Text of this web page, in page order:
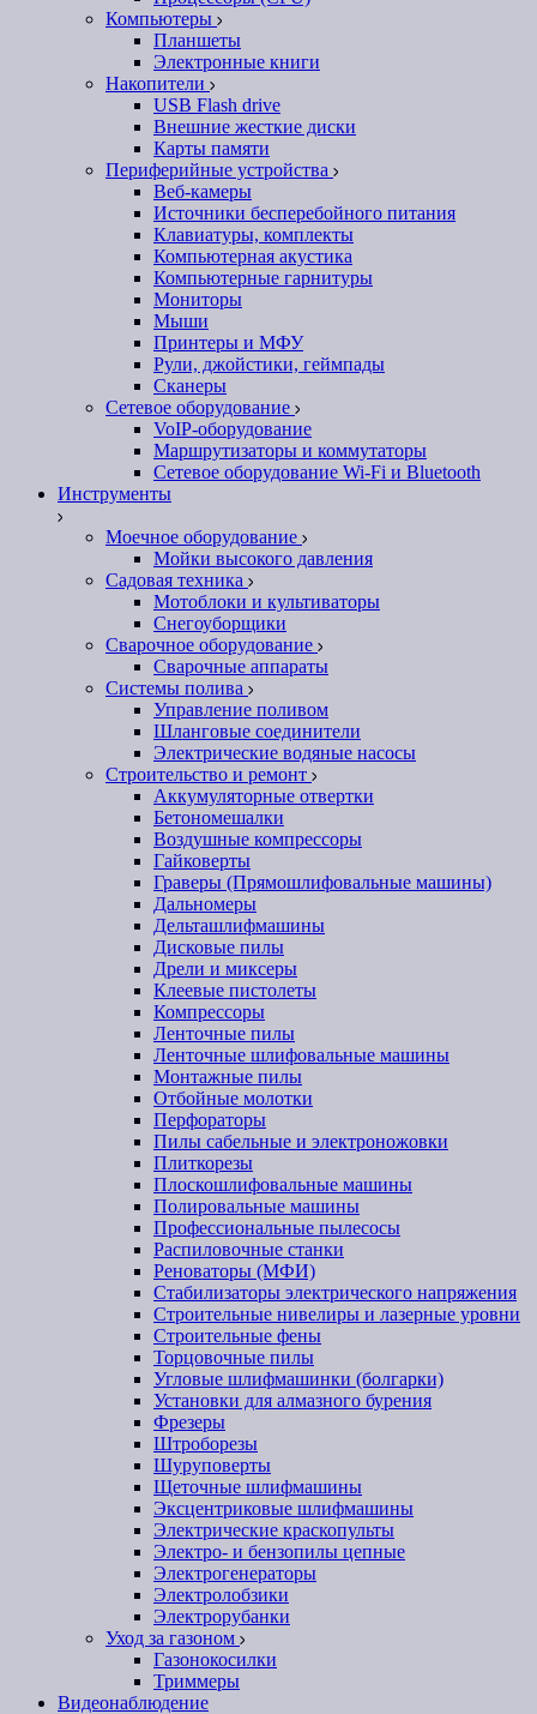
Компьютеры
Планшеты
Электронные книги
Накопители
USB Flash drive
Внешние жесткие диски
Карты памяти
Периферийные устройства
Веб-камеры
Источники бесперебойного питания
Клавиатуры, комплекты
Компьютерная акустика
Компьютерные гарнитуры
Мониторы
Мыши
Принтеры и МФУ
Рули, джойстики, геймпады
Сканеры
Сетевое оборудование
VoIP-оборудование
Маршрутизаторы и коммутаторы
Сетевое оборудование Wi-Fi и Bluetooth
Инструменты
Моечное оборудование
Мойки высокого давления
Садовая техника
Мотоблоки и культиваторы
Снегоуборщики
Сварочное оборудование
Сварочные аппараты
Системы полива
Управление поливом
Шланговые соединители
Электрические водяные насосы
Строительство и ремонт
Аккумуляторные отвертки
Бетономешалки
Воздушные компрессоры
Гайковерты
Граверы (Прямошлифовальные машины)
Дальномеры
Дельташлифмашины
Дисковые пилы
Дрели и миксеры
Клеевые пистолеты
Компрессоры
Ленточные пилы
Ленточные шлифовальные машины
Монтажные пилы
Отбойные молотки
Перфораторы
Пилы сабельные и электроножовки
Плиткорезы
Плоскошлифовальные машины
Полировальные машины
Профессиональные пылесосы
Распиловочные станки
Реноваторы (МФИ)
Стабилизаторы электрического напряжения
Строительные нивелиры и лазерные уровни
Строительные фены
Торцовочные пилы
Угловые шлифмашинки (болгарки)
Установки для алмазного бурения
Фрезеры
Штроборезы
Шуруповерты
Щеточные шлифмашины
Эксцентриковые шлифмашины
Электрические краскопульты
Электро- и бензопилы цепные
Электрогенераторы
Электролобзики
Электрорубанки
Уход за газоном
Газонокосилки
Триммеры
Видеонаблюдение